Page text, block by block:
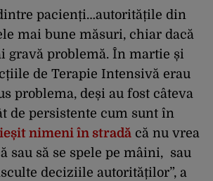
pacienți…autoritățile din
mai bune măsuri, chiar dacă
gravă problemă. În martie și
de Terapie Intensivă erau
problema, deși au fost câteva
de persistente cum sunt în
nimeni în stradă că nu vrea
sau să se spele pe mâini, sau
deciziile autorităților”, a